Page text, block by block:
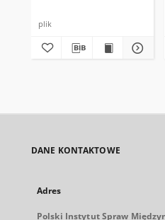
plik
DANE KONTAKTOWE
Adres
Polski Instytut Spraw